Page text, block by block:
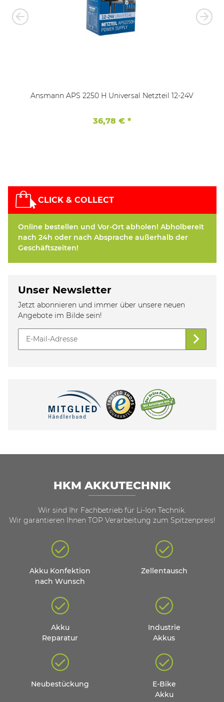
Ansmann APS 2250 H Universal Netzteil 12-24V
36,78 € *
CLICK & COLLECT
Online bestellen und Vor-Ort abholen! Abholbereit
nach 24h oder nach Absprache außerhalb der
Geschäftszeiten!
Unser Newsletter
Jetzt abonnieren und immer über unsere neuen
Angebote im Bilde sein!
HKM AKKUTECHNIK
Wir sind Ihr Fachbetrieb für Li-Ion Technik.
Wir garantieren Ihnen TOP Verarbeitung zum Spitzenpreis!
Akku Konfektion
nach Wunsch
Zellentausch
Akku
Reparatur
Industrie
Akkus
Neubestückung
E-Bike
Akku